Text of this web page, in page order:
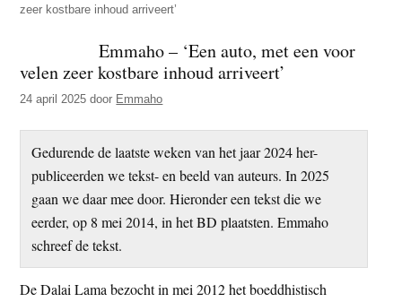
d
z
e
n
n
d
e
zeer kostbare inhoud arriveert’
Emmaho – ‘Een auto, met een voor
velen zeer kostbare inhoud arriveert’
24 april 2025 door Emmaho
Gedurende de laatste weken van het jaar 2024 her-
publiceerden we tekst- en beeld van auteurs. In 2025
gaan we daar mee door. Hieronder een tekst die we
eerder, op 8 mei 2014, in het BD plaatsten. Emmaho
schreef de tekst.
De Dalai Lama bezocht in mei 2012 het boeddhistisch